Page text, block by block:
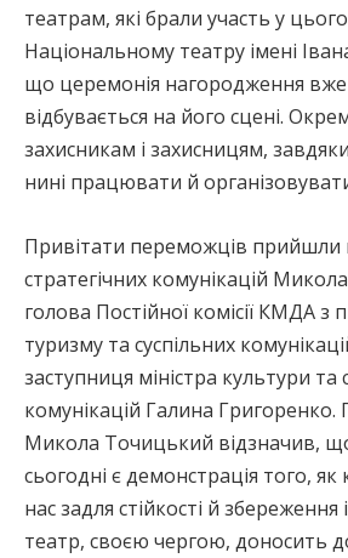
театрам, які брали участь у
Національному театру імені
що церемонія нагородження вже
відбувається на його сцені.
захисникам і захисницям,
нині працювати й
Привітати переможців прийшли
стратегічних комунікацій
голова Постійної комісії КМДА з
туризму та суспільних
заступниця міністра культури та
комунікацій Галина Григоренко.
Микола Точицький відзначив,
сьогодні є демонстрація того, як
нас задля стійкості й збереження
театр, своєю чергою, доносить